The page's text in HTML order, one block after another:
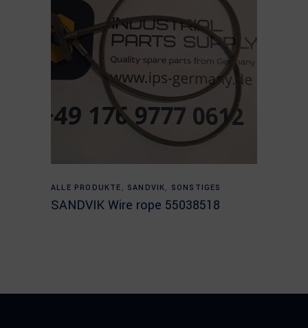
Read more
ALLE PRODUKTE , SANDVIK, SONSTIGES
SANDVIK Wire rope 55038518